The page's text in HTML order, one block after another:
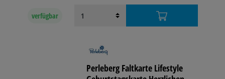
verfügbar
Perleberg Faltkarte Lifestyle